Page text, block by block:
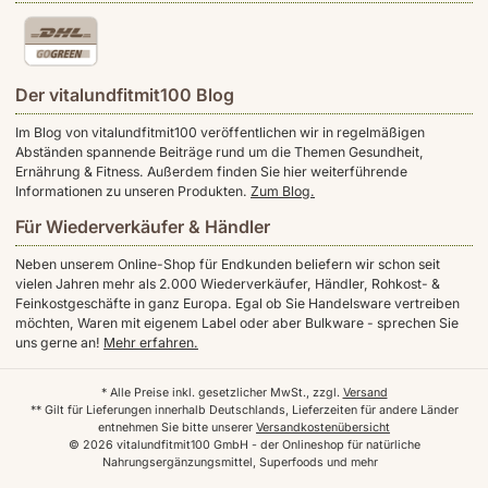
Der vitalundfitmit100 Blog
Im Blog von vitalundfitmit100 veröffentlichen wir in regelmäßigen
Abständen spannende Beiträge rund um die Themen Gesundheit,
Ernährung & Fitness. Außerdem finden Sie hier weiterführende
Informationen zu unseren Produkten. Zum Blog.
Für Wiederverkäufer & Händler
Neben unserem Online-Shop für Endkunden beliefern wir schon seit
vielen Jahren mehr als 2.000 Wiederverkäufer, Händler, Rohkost- &
Feinkostgeschäfte in ganz Europa. Egal ob Sie Handelsware vertreiben
möchten, Waren mit eigenem Label oder aber Bulkware - sprechen Sie
uns gerne an! Mehr erfahren.
© 2026 vitalundfitmit100 GmbH - der Onlineshop für natürliche
Nahrungsergänzungsmittel, Superfoods und mehr
* Alle Preise inkl. gesetzlicher MwSt., zzgl. Versand
** Gilt für Lieferungen innerhalb Deutschlands, Lieferzeiten für andere Länder
entnehmen Sie bitte unserer Versandkostenübersicht